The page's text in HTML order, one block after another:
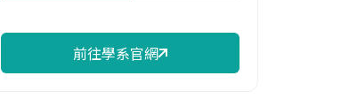
114年註冊率
前往學系官網